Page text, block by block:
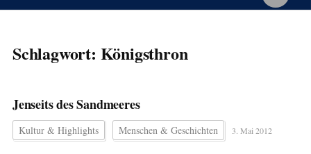
Schlagwort: Königsthron
Jenseits des Sandmeeres
Kultur & Highlights Menschen & Geschichten 3. Mai 2012